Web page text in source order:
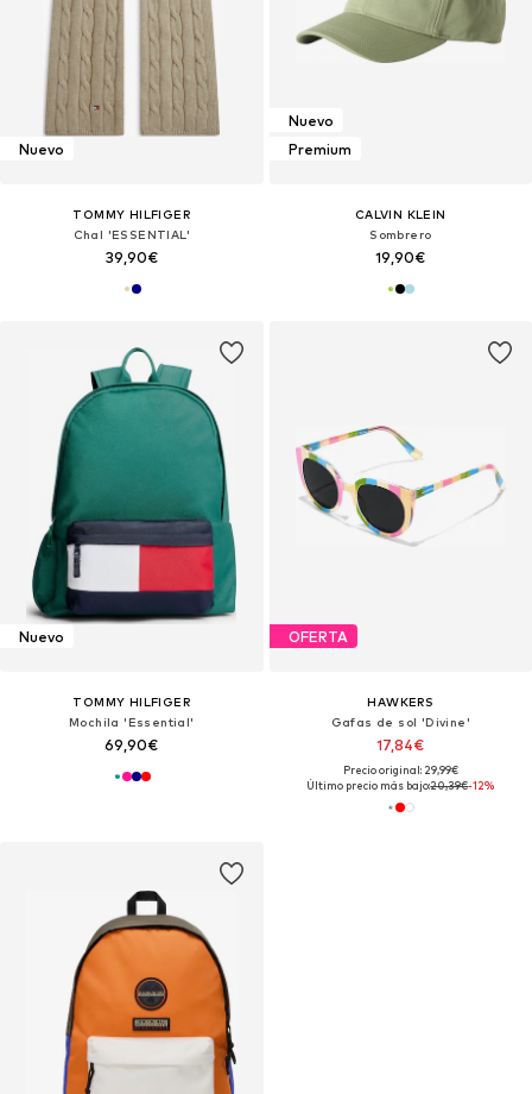
Nuevo
TOMMY HILFIGER
Chal 'ESSENTIAL'
39,90€
Nuevo
Premium
CALVIN KLEIN
Sombrero
19,90€
Nuevo
TOMMY HILFIGER
Mochila 'Essential'
69,90€
OFERTA
HAWKERS
Gafas de sol 'Divine'
17,84€
Precio original: 29,99€
Último precio más bajo:20,39€-12%